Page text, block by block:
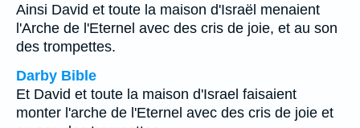
Ainsi David et toute la maison d'Israël menaient
l'Arche de l'Eternel avec des cris de joie, et au son
des trompettes.
Darby Bible
Et David et toute la maison d'Israel faisaient
monter l'arche de l'Eternel avec des cris de joie et